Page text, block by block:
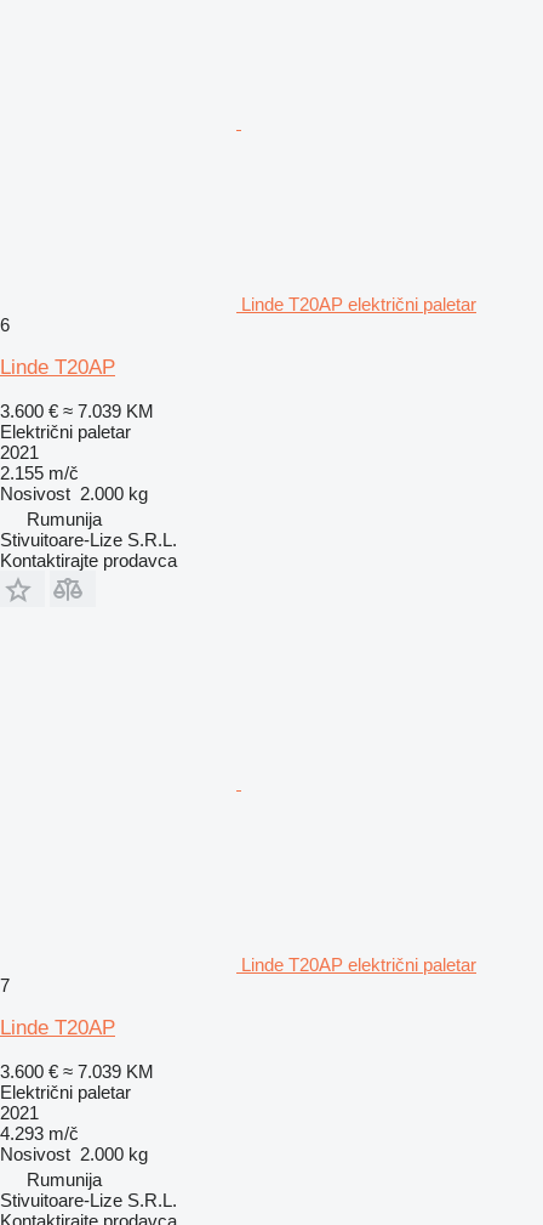
Linde T20AP električni paletar
6
Linde T20AP
3.600 € ≈ 7.039 KM
Električni paletar
2021
2.155 m/č
Nosivost 2.000 kg
Rumunija
Stivuitoare-Lize S.R.L.
Kontaktirajte prodavca
Linde T20AP električni paletar
7
Linde T20AP
3.600 € ≈ 7.039 KM
Električni paletar
2021
4.293 m/č
Nosivost 2.000 kg
Rumunija
Stivuitoare-Lize S.R.L.